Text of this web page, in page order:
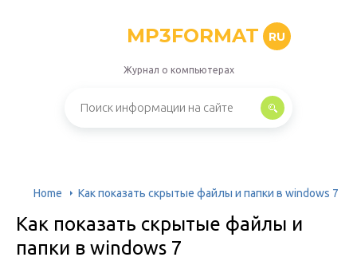
MP3FORMAT RU
Журнал о компьютерах
Home Как показать скрытые файлы и папки в windows 7
Как показать скрытые файлы и
папки в windows 7